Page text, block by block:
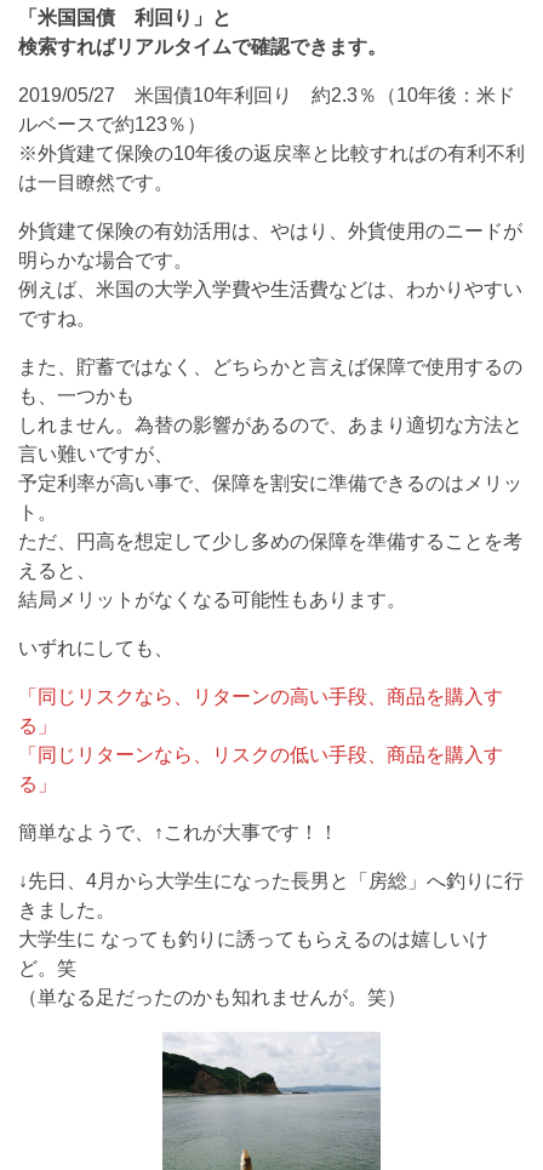
「米国国債 利回り」と
検索すればリアルタイムで確認できます。
2019/05/27 米国債10年利回り 約2.3％（10年後：米ド
ルベースで約123％）
※外貨建て保険の10年後の返戻率と比較すればの有利不利
は一目瞭然です。
外貨建て保険の有効活用は、やはり、外貨使用のニードが
明らかな場合です。
例えば、米国の大学入学費や生活費などは、わかりやすい
ですね。
また、貯蓄ではなく、どちらかと言えば保障で使用するの
も、一つかも
しれません。為替の影響があるので、あまり適切な方法と
言い難いですが、
予定利率が高い事で、保障を割安に準備できるのはメリッ
ト。
ただ、円高を想定して少し多めの保障を準備することを考
えると、
結局メリットがなくなる可能性もあります。
いずれにしても、
「同じリスクなら、リターンの高い手段、商品を購入す
る」
「同じリターンなら、リスクの低い手段、商品を購入す
る」
簡単なようで、↑これが大事です！！
↓先日、4月から大学生になった長男と「房総」へ釣りに行
きました。
大学生に なっても釣りに誘ってもらえるのは嬉しいけ
ど。笑
（単なる足だったのかも知れませんが。笑）